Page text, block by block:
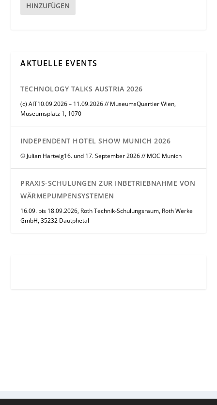
HINZUFÜGEN
AKTUELLE EVENTS
TECHNOLOGY TALKS AUSTRIA 2026
(c) AIT10.09.2026 – 11.09.2026 // MuseumsQuartier Wien,
Museumsplatz 1, 1070
INDEPENDENT HOTEL SHOW MUNICH 2026
© Julian Hartwig16. und 17. September 2026 // MOC Munich
PRAXIS-SCHULUNGEN ZUR INBETRIEBNAHME VON
WÄRMEPUMPENSYSTEMEN
16.09. bis 18.09.2026, Roth Technik-Schulungsraum, Roth Werke
GmbH, 35232 Dautphetal